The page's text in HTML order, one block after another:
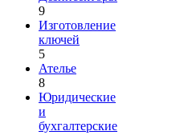
9
Изготовление
ключей
5
Ателье
8
Юридические
и
бухгалтерские